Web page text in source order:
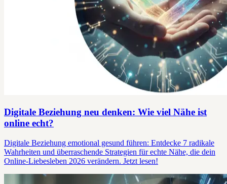
Digitale Beziehung neu denken: Wie viel Nähe ist
online echt?
Digitale Beziehung emotional gesund führen: Entdecke 7 radikale
Wahrheiten und überraschende Strategien für echte Nähe, die dein
Online-Liebesleben 2026 verändern. Jetzt lesen!